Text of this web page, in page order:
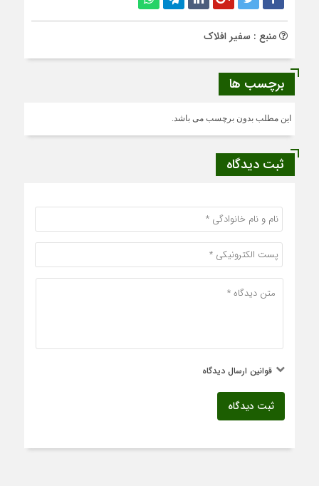
منبع : سفیر افلاک
برچسب ها
این مطلب بدون برچسب می باشد.
ثبت دیدگاه
قوانین ارسال دیدگاه
ثبت دیدگاه